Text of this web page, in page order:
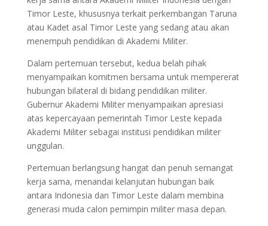
Timor Leste, khususnya terkait perkembangan Taruna
atau Kadet asal Timor Leste yang sedang atau akan
menempuh pendidikan di Akademi Militer.
Dalam pertemuan tersebut, kedua belah pihak
menyampaikan komitmen bersama untuk mempererat
hubungan bilateral di bidang pendidikan militer.
Gubernur Akademi Militer menyampaikan apresiasi
atas kepercayaan pemerintah Timor Leste kepada
Akademi Militer sebagai institusi pendidikan militer
unggulan.
Pertemuan berlangsung hangat dan penuh semangat
kerja sama, menandai kelanjutan hubungan baik
antara Indonesia dan Timor Leste dalam membina
generasi muda calon pemimpin militer masa depan.